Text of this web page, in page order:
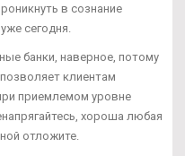
в сознание
сегодня.
банки, наверное, потому
клиентам
приемлемом уровне
хороша любая
отложите.